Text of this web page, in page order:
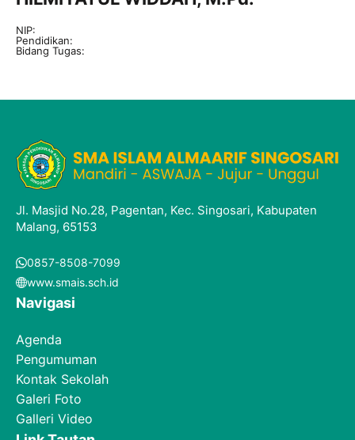
NIP:
Pendidikan:
Bidang Tugas:
Jl. Masjid No.28, Pagentan, Kec. Singosari, Kabupaten
Malang, 65153
0857-8508-7099
www.smais.sch.id
Navigasi
Agenda
Pengumuman
Kontak Sekolah
Galeri Foto
Galleri Video